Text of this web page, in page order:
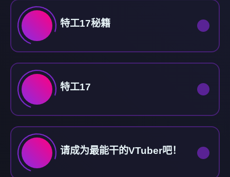
特工17秘籍
特工17
请成为最能干的VTuber吧！